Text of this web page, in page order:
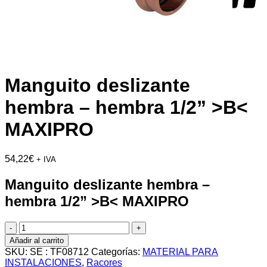
Manguito deslizante
hembra – hembra 1/2” >B<
MAXIPRO
54,22€ + IVA
Manguito deslizante hembra –
hembra 1/2” >B< MAXIPRO
Manguito
deslizante
hembra
-
Añadir al carrito
SKU: SE : TF08712 Categorías: MATERIAL PARA
INSTALACIONES, Racores